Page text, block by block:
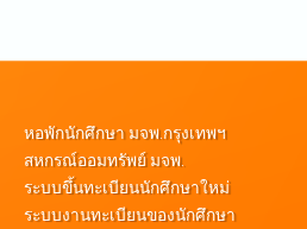
หอพักนักศึกษา มจพ.กรุงเทพฯ
สหกรณ์ออมทรัพย์ มจพ.
ระบบขึ้นทะเบียนนักศึกษาใหม่
ระบบงานทะเบียนของนักศึกษา